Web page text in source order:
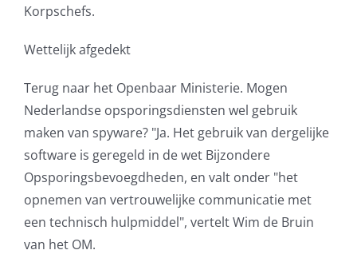
Korpschefs.
Wettelijk afgedekt
Terug naar het Openbaar Ministerie. Mogen
Nederlandse opsporingsdiensten wel gebruik
maken van spyware? "Ja. Het gebruik van dergelijke
software is geregeld in de wet Bijzondere
Opsporingsbevoegdheden, en valt onder "het
opnemen van vertrouwelijke communicatie met
een technisch hulpmiddel", vertelt Wim de Bruin
van het OM.